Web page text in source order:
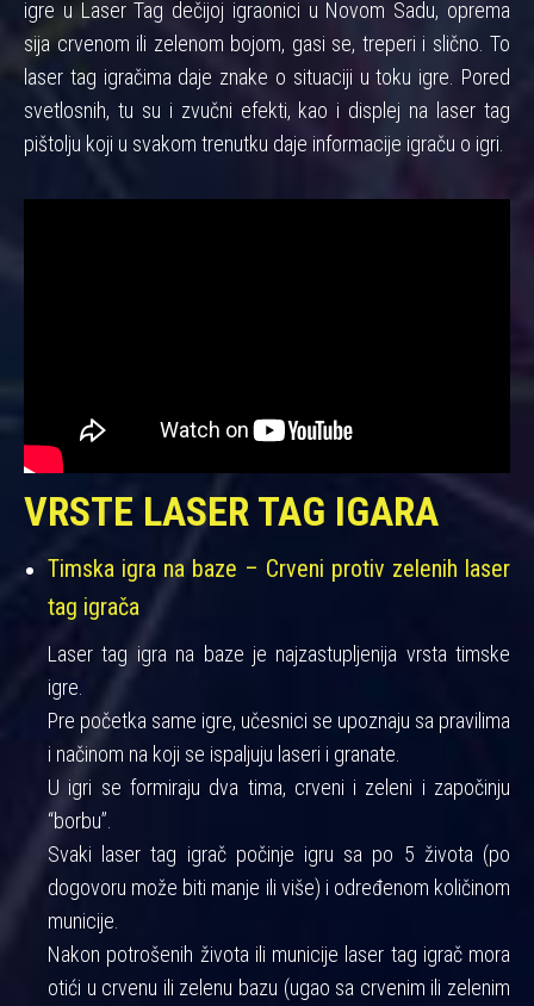
igre u Laser Tag dečijoj igraonici u Novom Sadu, oprema
sija crvenom ili zelenom bojom, gasi se, treperi i slično. To
laser tag igračima daje znake o situaciji u toku igre. Pored
svetlosnih, tu su i zvučni efekti, kao i displej na laser tag
pištolju koji u svakom trenutku daje informacije igraču o igri.
VRSTE LASER TAG IGARA
Timska igra na baze – Crveni protiv zelenih laser
tag igrača
Laser tag igra na baze je najzastupljenija vrsta timske
igre.
Pre početka same igre, učesnici se upoznaju sa pravilima
i načinom na koji se ispaljuju laseri i granate.
U igri se formiraju dva tima, crveni i zeleni i započinju
“borbu”.
Svaki laser tag igrač počinje igru sa po 5 života (po
dogovoru može biti manje ili više) i određenom količinom
municije.
Nakon potrošenih života ili municije laser tag igrač mora
otići u crvenu ili zelenu bazu (ugao sa crvenim ili zelenim